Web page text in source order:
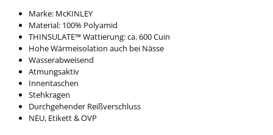
Marke: McKINLEY
Material: 100% Polyamid
THINSULATE™ Wattierung: ca. 600 Cuin
Hohe Wärmeisolation auch bei Nässe
Wasserabweisend
Atmungsaktiv
Innentaschen
Stehkragen
Durchgehender Reißverschluss
NEU, Etikett & OVP